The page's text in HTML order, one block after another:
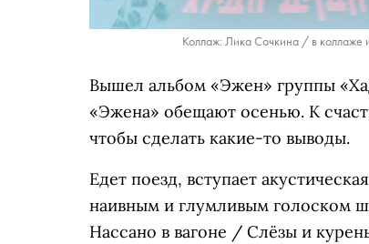
Коллаж: Лика Сочкина / в коллаже
Вышел альбом «Эжен» группы
«Эжена» обещают осенью. К
чтобы сделать какие-то выводы.
Едет поезд, вступает
наивным и глумливым голоском
Нассано в вагоне / Слёзы и